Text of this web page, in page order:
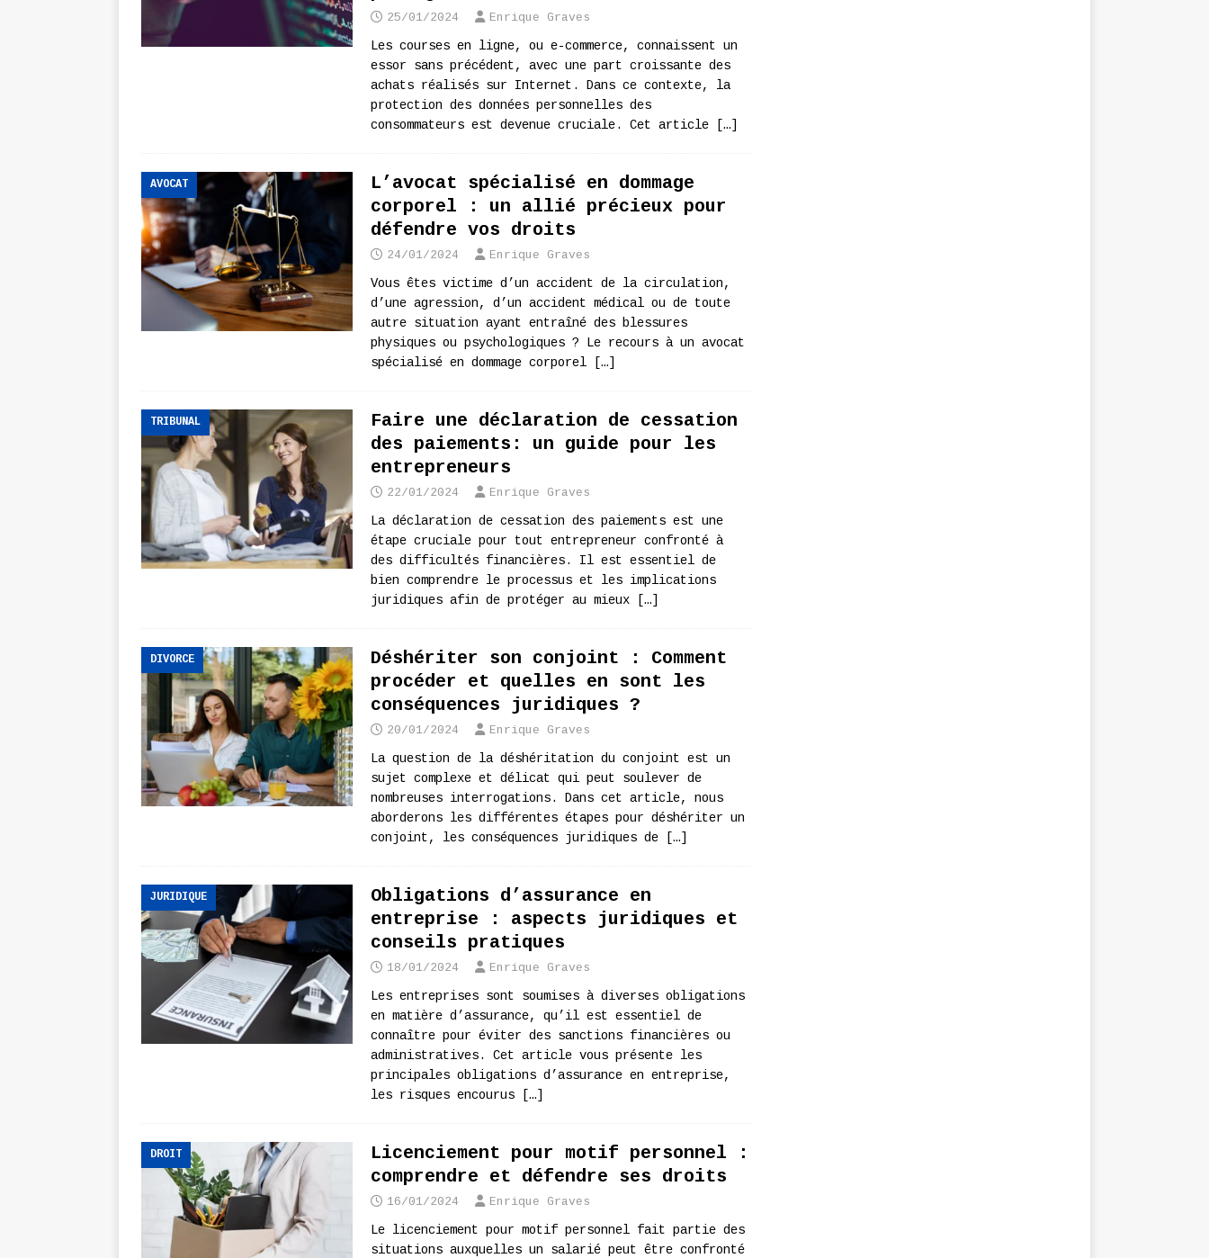
25/01/2024 Enrique Graves
Les courses en ligne, ou e-commerce, connaissent un
essor sans précédent, avec une part croissante des
achats réalisés sur Internet. Dans ce contexte, la
protection des données personnelles des
consommateurs est devenue cruciale. Cet article
[…]
AVOCAT
L’avocat spécialisé en dommage
corporel : un allié précieux pour
défendre vos droits
24/01/2024 Enrique Graves
Vous êtes victime d’un accident de la circulation,
d’une agression, d’un accident médical ou de toute
autre situation ayant entraîné des blessures
physiques ou psychologiques ? Le recours à un avocat
spécialisé en dommage corporel
[…]
TRIBUNAL
Faire une déclaration de cessation
des paiements: un guide pour les
entrepreneurs
22/01/2024 Enrique Graves
La déclaration de cessation des paiements est une
étape cruciale pour tout entrepreneur confronté à
des difficultés financières. Il est essentiel de
bien comprendre le processus et les implications
juridiques afin de protéger au mieux
[…]
DIVORCE
Déshériter son conjoint : Comment
procéder et quelles en sont les
conséquences juridiques ?
20/01/2024 Enrique Graves
La question de la déshéritation du conjoint est un
sujet complexe et délicat qui peut soulever de
nombreuses interrogations. Dans cet article, nous
aborderons les différentes étapes pour déshériter un
conjoint, les conséquences juridiques de
[…]
JURIDIQUE
Obligations d’assurance en
entreprise : aspects juridiques et
conseils pratiques
18/01/2024 Enrique Graves
Les entreprises sont soumises à diverses obligations
en matière d’assurance, qu’il est essentiel de
connaître pour éviter des sanctions financières ou
administratives. Cet article vous présente les
principales obligations d’assurance en entreprise,
les risques encourus
[…]
DROIT
Licenciement pour motif personnel :
comprendre et défendre ses droits
16/01/2024 Enrique Graves
Le licenciement pour motif personnel fait partie des
situations auxquelles un salarié peut être confronté